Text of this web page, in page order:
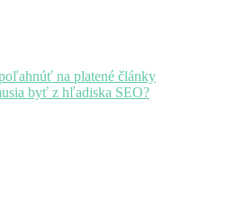
na platené články
byť z hľadiska SEO?